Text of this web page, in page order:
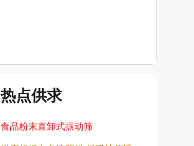
热点供求
食品粉末直卸式振动筛